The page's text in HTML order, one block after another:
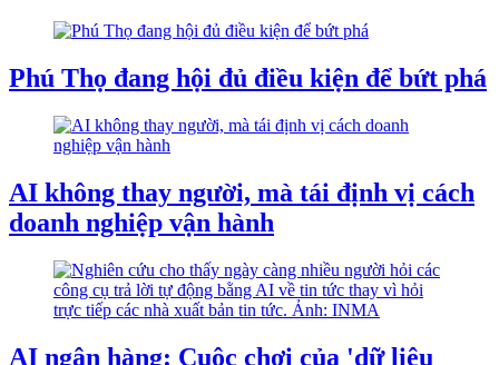
Phú Thọ đang hội đủ điều kiện để bứt phá
AI không thay người, mà tái định vị cách
doanh nghiệp vận hành
AI ngân hàng: Cuộc chơi của 'dữ liệu